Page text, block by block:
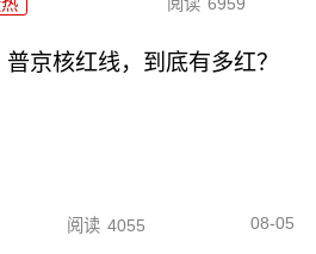
京核红线，到底有多红？
阅读 4055 08-05